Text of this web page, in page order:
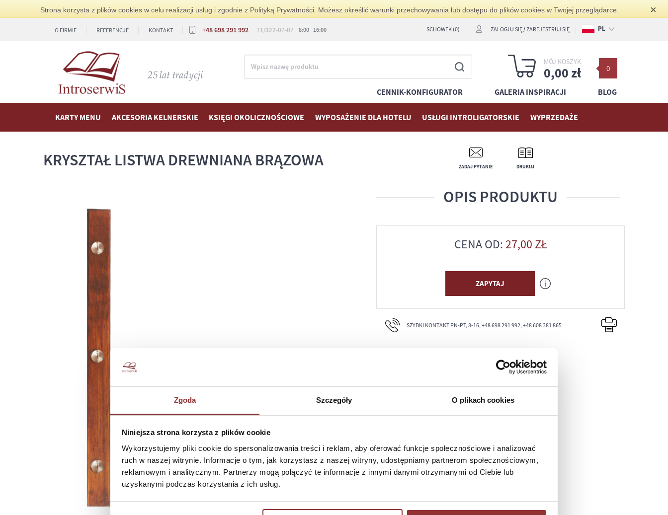
Zgoda Szczegóły O plikach cookies
Niniejsza strona korzysta z plików cookie
Wykorzystujemy pliki cookie do spersonalizowania treści i reklam, aby oferować funkcje społecznościowe i analizować
ruch w naszej witrynie. Informacje o tym, jak korzystasz z naszej witryny, udostępniamy partnerom społecznościowym,
reklamowym i analitycznym. Partnerzy mogą połączyć te informacje z innymi danymi otrzymanymi od Ciebie lub
uzyskanymi podczas korzystania z ich usług.
Strona korzysta z plików cookies w celu realizacji usług i zgodnie z Polityką Prywatności. Możesz określić warunki przechowywania lub dostępu do plików cookies w Twojej przeglądarce.
O FIRMIE REFERENCJE KONTAKT +48 698 291 992 71/322-07-07 8:00 - 16:00 SCHOWEK (0) ZALOGUJ SIĘ/ZAREJESTRUJ SIĘ PL
DE
CENNIK-KONFIGURATOR GALERIA INSPIRACJI BLOG
0
MÓJ KOSZYK
0,00 zł
KARTY MENU AKCESORIA KELNERSKIE KSIĘGI OKOLICZNOŚCIOWE WYPOSAŻENIE DLA HOTELU USŁUGI INTROLIGATORSKIE WYPRZEDAŻE
KRYSZTAŁ LISTWA DREWNIANA BRĄZOWA ZADAJ PYTANIE DRUKUJ
OPIS PRODUKTU
CENA OD: 27,00 ZŁ
ZAPYTAJ
SZYBKI KONTAKT PN-PT, 8-16, +48 698 291 992, +48 608 381 865